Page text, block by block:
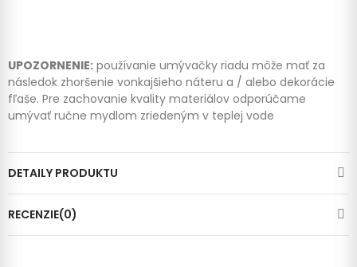
UPOZORNENIE: používanie umývačky riadu môže mať za
následok zhoršenie vonkajšieho náteru a / alebo dekorácie
fľaše. Pre zachovanie kvality materiálov odporúčame
umývať ručne mydlom zriedeným v teplej vode
DETAILY PRODUKTU
RECENZIE(0)